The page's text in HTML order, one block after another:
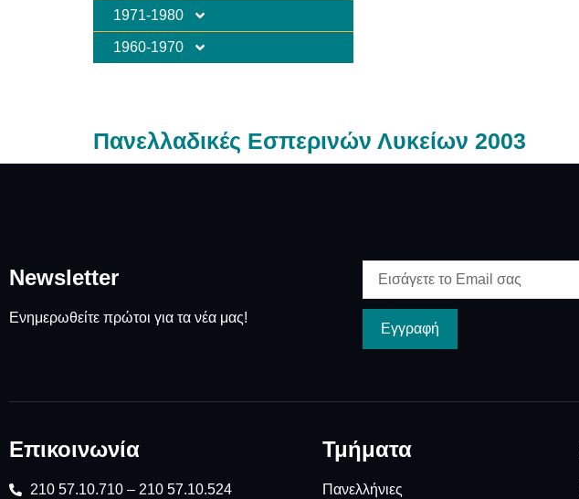
1971-1980
1960-1970
Πανελλαδικές Εσπερινών Λυκείων 2003
Newsletter
Ενημερωθείτε πρώτοι για τα νέα μας!
Εγγραφή
Επικοινωνία
210 57.10.710 – 210 57.10.524
Τμήματα
Πανελλήνιες